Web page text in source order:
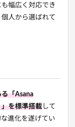
幅広く対応でき
人から選ばれて
「Asana
を標準搭載 して
進化を遂げてい